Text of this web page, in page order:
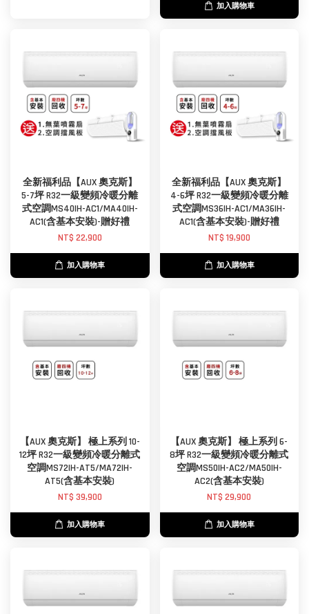
加入購物車
全新福利品【AUX 奧克斯】
5-7坪 R32一級變頻冷暖分離
式空調MS40IH-AC1/MA40IH-
AC1(含基本安裝)-贈好禮
NT$ 22,900
加入購物車
全新福利品【AUX 奧克斯】
4-6坪 R32一級變頻冷暖分離
式空調MS36IH-AC1/MA36IH-
AC1(含基本安裝)-贈好禮
NT$ 19,900
加入購物車
【AUX 奧克斯】 極上系列 10-
12坪 R32一級變頻冷暖分離式
空調MS72IH-AT5/MA72IH-
AT5(含基本安裝)
NT$ 39,900
加入購物車
【AUX 奧克斯】 極上系列 6-
8坪 R32一級變頻冷暖分離式
空調MS50IH-AC2/MA50IH-
AC2(含基本安裝)
NT$ 29,900
加入購物車